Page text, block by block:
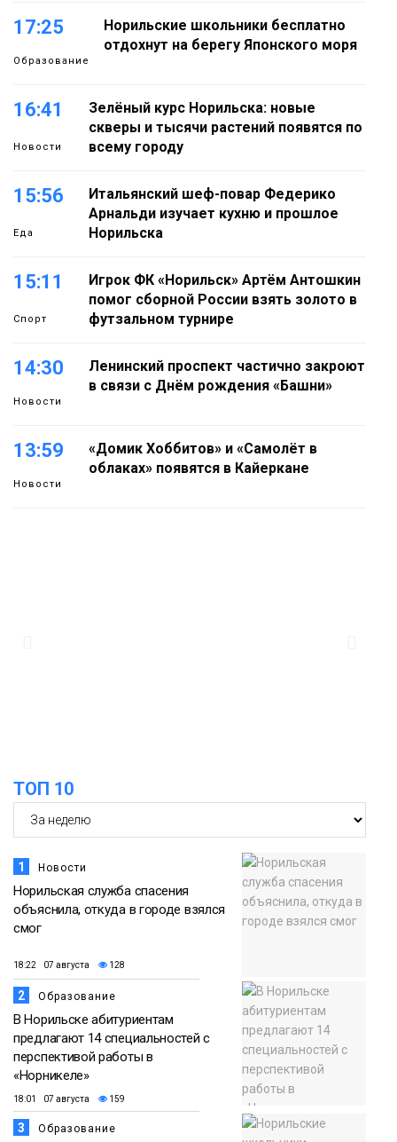
17:25
Образование
Норильские школьники бесплатно
отдохнут на берегу Японского моря
16:41
Новости
Зелёный курс Норильска: новые
скверы и тысячи растений появятся по
всему городу
15:56
Еда
Итальянский шеф-повар Федерико
Арнальди изучает кухню и прошлое
Норильска
15:11
Спорт
Игрок ФК «Норильск» Артём Антошкин
помог сборной России взять золото в
футзальном турнире
14:30
Новости
Ленинский проспект частично закроют
в связи с Днём рождения «Башни»
13:59
Новости
«Домик Хоббитов» и «Самолёт в
облаках» появятся в Кайеркане
ТОП 10
1 Новости
Норильская служба спасения
объяснила, откуда в городе взялся
смог
18:22 07 августа 128
2 Образование
В Норильске абитуриентам
предлагают 14 специальностей с
перспективой работы в
«Норникеле»
18:01 07 августа 159
3 Образование